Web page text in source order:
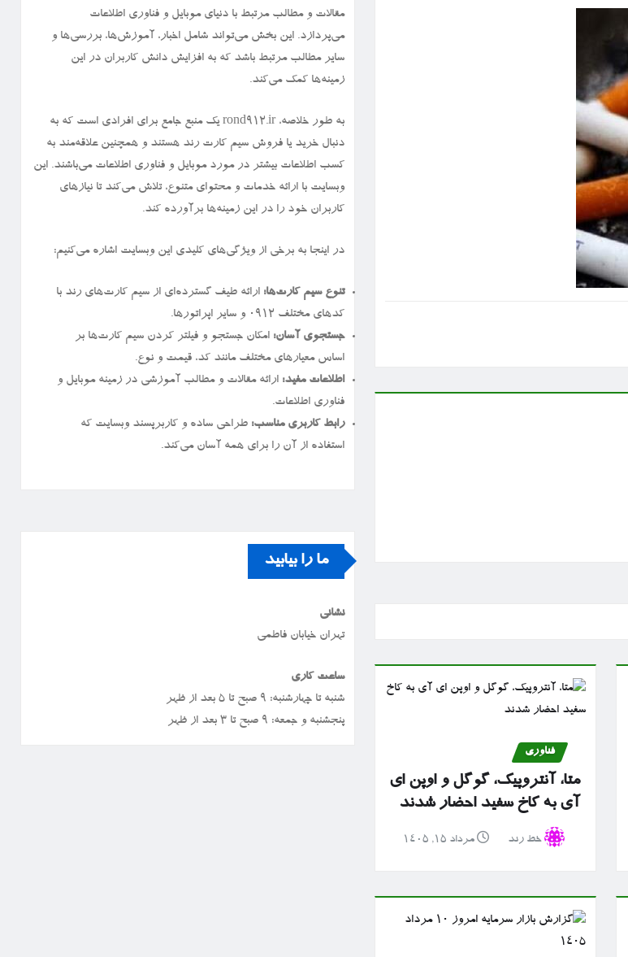
فناوری
متا، آنتروپیک، گوگل و اوپن ای
آی به کاخ سفید احضار شدند
خط رند مرداد ۱۵, ۱۴۰۵
مقالات و مطالب مرتبط با دنیای موبایل و فناوری اطلاعات
می‌پردازد. این بخش می‌تواند شامل اخبار، آموزش‌ها، بررسی‌ها و
سایر مطالب مرتبط باشد که به افزایش دانش کاربران در این
زمینه‌ها کمک می‌کند.
به طور خلاصه، rond912.ir یک منبع جامع برای افرادی است که به
دنبال خرید یا فروش سیم کارت رند هستند و همچنین علاقه‌مند به
کسب اطلاعات بیشتر در مورد موبایل و فناوری اطلاعات می‌باشند. این
وبسایت با ارائه خدمات و محتوای متنوع، تلاش می‌کند تا نیازهای
کاربران خود را در این زمینه‌ها برآورده کند.
در اینجا به برخی از ویژگی‌های کلیدی این وبسایت اشاره می‌کنیم:
تنوع سیم کارت‌ها: ارائه طیف گسترده‌ای از سیم کارت‌های رند با
کدهای مختلف ۰۹۱۲ و سایر اپراتورها.
جستجوی آسان: امکان جستجو و فیلتر کردن سیم کارت‌ها بر
اساس معیارهای مختلف مانند کد، قیمت و نوع.
اطلاعات مفید: ارائه مقالات و مطالب آموزشی در زمینه موبایل و
فناوری اطلاعات.
رابط کاربری مناسب: طراحی ساده و کاربرپسند وبسایت که
استفاده از آن را برای همه آسان می‌کند.
ما را بیابید
نشانی
تهران خیابان فاطمی
ساعت کاری
شنبه تا چهارشنبه: ۹ صبح تا ۵ بعد از ظهر
پنجشنبه و جمعه: ۹ صبح تا ۳ بعد از ظهر